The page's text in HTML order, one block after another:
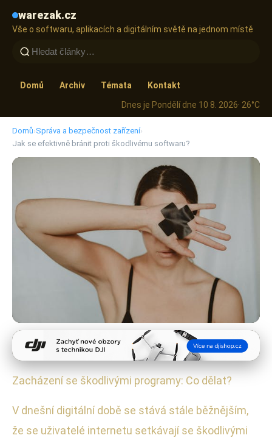
warezak.cz
Vše o softwaru, aplikacích a digitálním světě na jednom místě
Domů Archiv Témata
Kontakt
Dnes je Pondělí dne 10 8. 2026· 26°C
Domů›Správa a bezpečnost zařízení›
Jak se efektivně bránit proti škodlivému softwaru?
Správa a bezpečnost zařízení
Jak se efektivně bránit proti
· 4 min čtení · Autor: Radek Kovář
Zacházení se škodlivými programy: Co dělat?
V dnešní digitální době se stává stále běžnějším,
že se uživatelé internetu setkávají se škodlivými